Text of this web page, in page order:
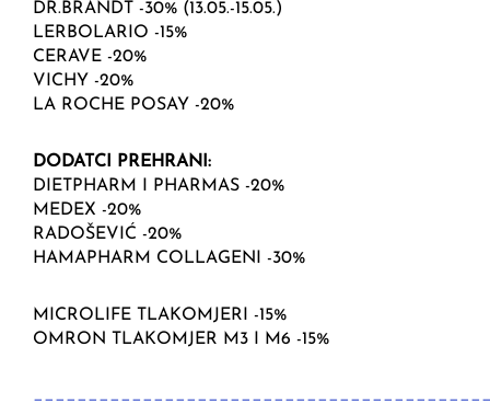
DR.BRANDT -30% (13.05.-15.05.)
LERBOLARIO -15%
CERAVE -20%
VICHY -20%
LA ROCHE POSAY -20%
DODATCI PREHRANI:
DIETPHARM I PHARMAS -20%
MEDEX -20%
RADOŠEVIĆ -20%
HAMAPHARM COLLAGENI -30%
MICROLIFE TLAKOMJERI -15%
OMRON TLAKOMJER M3 I M6 -15%